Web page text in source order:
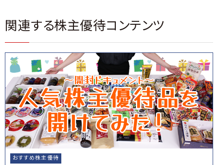
関連する株主優待コンテンツ
おすすめ株主優待